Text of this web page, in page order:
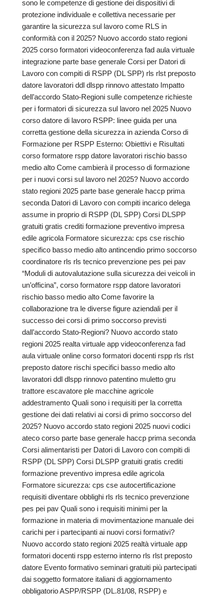
sono le competenze di gestione dei dispositivi di
protezione individuale e collettiva necessarie per
garantire la sicurezza sul lavoro come RLS in
conformità con il 2025? Nuovo accordo stato regioni
2025 corso formatori videoconferenza fad aula virtuale
integrazione parte base generale Corsi per Datori di
Lavoro con compiti di RSPP (DL SPP) rls rlst preposto
datore lavoratori ddl dlspp rinnovo attestato Impatto
dell’accordo Stato-Regioni sulle competenze richieste
per i formatori di sicurezza sul lavoro nel 2025 Nuovo
corso datore di lavoro RSPP: linee guida per una
corretta gestione della sicurezza in azienda Corso di
Formazione per RSPP Esterno: Obiettivi e Risultati
corso formatore rspp datore lavoratori rischio basso
medio alto Come cambierà il processo di formazione
per i nuovi corsi sul lavoro nel 2025? Nuovo accordo
stato regioni 2025 parte base generale haccp prima
seconda Datori di Lavoro con compiti incarico delega
assume in proprio di RSPP (DL SPP) Corsi DLSPP
gratuiti gratis crediti formazione preventivo impresa
edile agricola Formatore sicurezza: cps cse rischio
specifico basso medio alto antincendio primo soccorso
coordinatore rls rls tecnico prevenzione pes pei pav
“Moduli di autovalutazione sulla sicurezza dei veicoli in
un’officina”, corso formatore rspp datore lavoratori
rischio basso medio alto Come favorire la
collaborazione tra le diverse figure aziendali per il
successo dei corsi di primo soccorso previsti
dall’accordo Stato-Regioni? Nuovo accordo stato
regioni 2025 realta virtuale app videoconferenza fad
aula virtuale online corso formatori docenti rspp rls rlst
preposto datore rischi specifici basso medio alto
lavoratori ddl dlspp rinnovo patentino muletto gru
trattore escavatore ple macchine agricole
addestramento Quali sono i requisiti per la corretta
gestione dei dati relativi ai corsi di primo soccorso del
2025? Nuovo accordo stato regioni 2025 nuovi codici
ateco corso parte base generale haccp prima seconda
Corsi alimentaristi per Datori di Lavoro con compiti di
RSPP (DL SPP) Corsi DLSPP gratuiti gratis crediti
formazione preventivo impresa edile agricola
Formatore sicurezza: cps cse autocertificazione
requisiti diventare obblighi rls rls tecnico prevenzione
pes pei pav Quali sono i requisiti minimi per la
formazione in materia di movimentazione manuale dei
carichi per i partecipanti ai nuovi corsi formativi?
Nuovo accordo stato regioni 2025 realtà virtuale app
formatori docenti rspp esterno interno rls rlst preposto
datore Evento formativo seminari gratuiti più partecipati
dai soggetto formatore italiani di aggiornamento
obbligatorio ASPP/RSPP (DL.81/08, RSPP) e